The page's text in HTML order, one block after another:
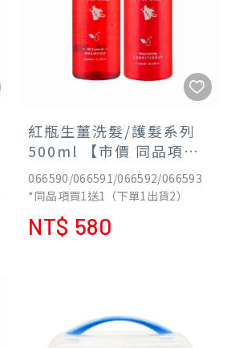
紅瓶生薑洗髮/護髮系列
500ml 【市價 同品項買1
送1】
066590/066591/066592/066593
*同品項買1送1（下單1出貨2）
NT$ 580